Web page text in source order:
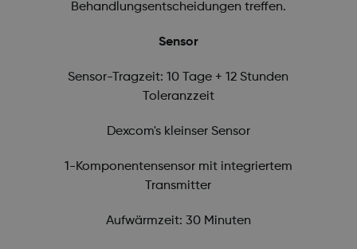
Behandlungsentscheidungen treffen.
Sensor
Sensor-Tragzeit: 10 Tage + 12 Stunden
Toleranzzeit
Dexcom's kleinser Sensor
1-Komponentensensor mit integriertem
Transmitter
Aufwärmzeit: 30 Minuten